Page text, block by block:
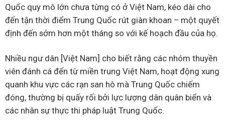
Quốc quy mô lớn chưa từng có ở Việt Nam, kéo dài cho
đến tận thời điểm Trung Quốc rút giàn khoan – một quyết
định đến sớm hơn một tháng so với kế hoạch đầu của họ.
Nhiều ngư dân [Việt Nam] cho biết rằng các nhóm thuyền
viên đánh cá đến từ miền trung Việt Nam, hoạt động xung
quanh khu vực các rạn san hô mà Trung Quốc chiếm
đóng, thường bị quấy rối bởi lực lượng dân quân biển và
các nhân sự thực thi pháp luật Trung Quốc.